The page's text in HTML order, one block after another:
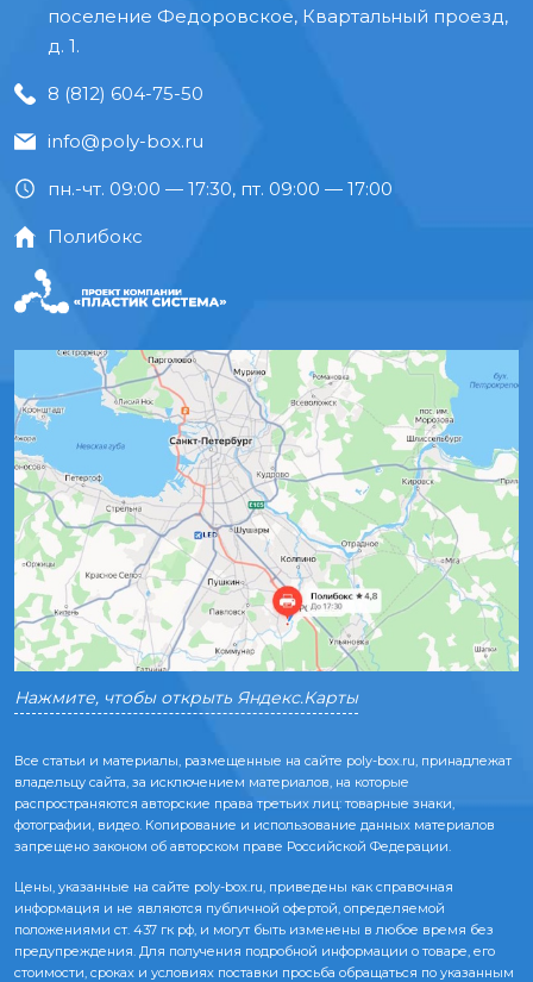
Нажмите, чтобы открыть Яндекс.Карты
поселение Федоровское, Квартальный проезд,
д. 1.
8 (812) 604-75-50
info@poly-box.ru
пн.-чт. 09:00 — 17:30, пт. 09:00 — 17:00
Полибокс
Все статьи и материалы, размещенные на сайте poly-box.ru, принадлежат
владельцу сайта, за исключением материалов, на которые
распространяются авторские права третьих лиц: товарные знаки,
фотографии, видео. Копирование и использование данных материалов
запрещено законом об авторском праве Российской Федерации.
Цены, указанные на сайте poly-box.ru, приведены как справочная
информация и не являются публичной офертой, определяемой
положениями ст. 437 гк рф, и могут быть изменены в любое время без
предупреждения. Для получения подробной информации о товаре, его
стоимости, сроках и условиях поставки просьба обращаться по указанным